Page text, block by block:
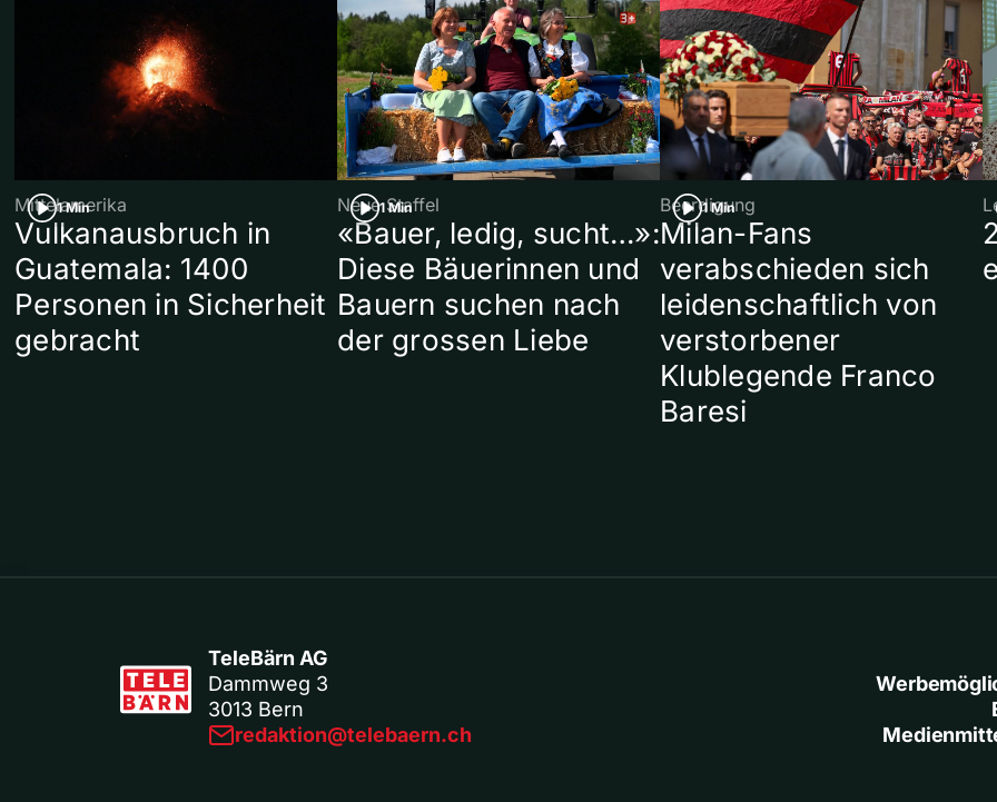
1 Min
Mittelamerika
Vulkanausbruch in
Guatemala: 1400
Personen in Sicherheit
gebracht
1 Min
Neue Staffel
«Bauer, ledig, sucht…»:
Diese Bäuerinnen und
Bauern suchen nach
der grossen Liebe
1 Min
Beerdigung
Milan-Fans
verabschieden sich
leidenschaftlich von
verstorbener
Klublegende Franco
Baresi
TeleBärn AG
Dammweg 3
3013 Bern
redaktion@telebaern.ch